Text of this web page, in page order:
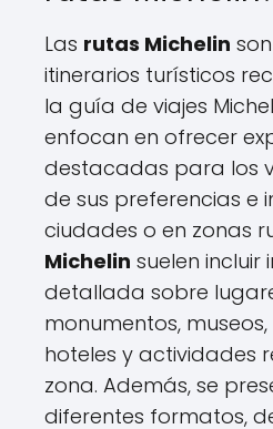
Las rutas Michelin
itinerarios turísticos
la guía de viajes
enfocan en ofrecer
destacadas para los
de sus preferencias e
ciudades o en zonas
Michelin suelen incluir
detallada sobre
monumentos,
hoteles y actividades
zona. Además, se
diferentes formatos,